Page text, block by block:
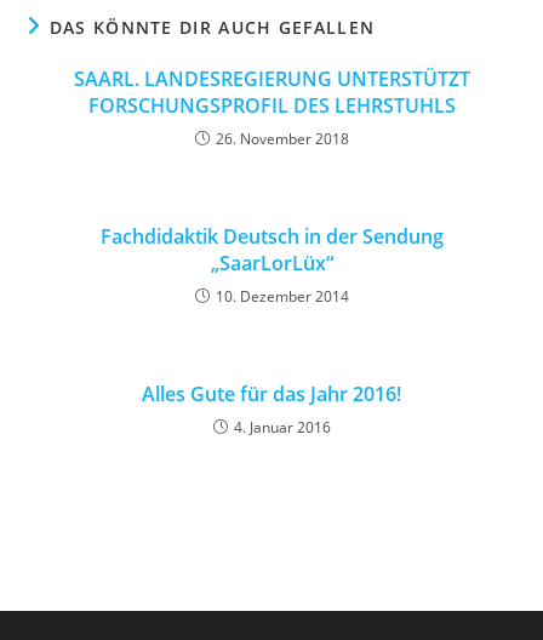
DAS KÖNNTE DIR AUCH GEFALLEN
SAARL. LANDESREGIERUNG UNTERSTÜTZT
FORSCHUNGSPROFIL DES LEHRSTUHLS
26. November 2018
Fachdidaktik Deutsch in der Sendung
„SaarLorLüx“
10. Dezember 2014
Alles Gute für das Jahr 2016!
4. Januar 2016